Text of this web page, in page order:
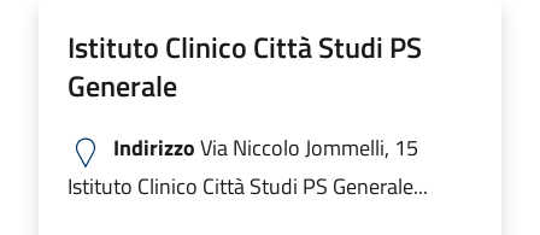
Istituto Clinico Città Studi PS
Generale
IndirizzoVia Niccolo Jommelli, 15
Istituto Clinico Città Studi PS Generale...